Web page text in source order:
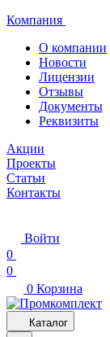
Компания
О компании
Новости
Лицензии
Отзывы
Документы
Реквизиты
Акции
Проекты
Статьи
Контакты
Войти
0
0
0 Корзина
Каталог